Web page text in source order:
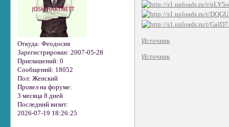
Откуда: Феодосия
Зарегистрирован: 2007-05-28
Приглашений: 0
Сообщений: 18052
Пол: Женский
Провел на форуме:
3 месяца 8 дней
Последний визит:
2026-07-19 18:26:25
Источник
Источник